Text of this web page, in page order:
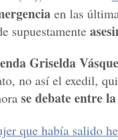
en las
supuestamente
Griselda
no así el exedil,
se debate entre
que había salido